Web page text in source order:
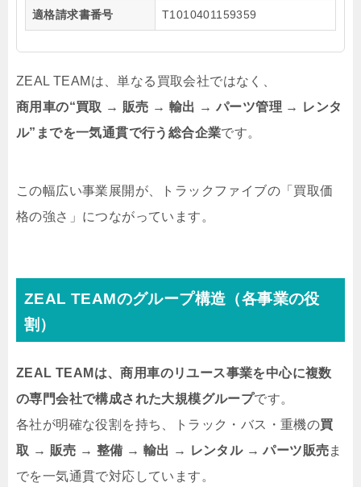
適格請求書番号 T1010401159359
ZEAL TEAMは、単なる買取会社ではなく、
商用車の“買取 → 販売 → 輸出 → パーツ管理 → レンタ
ル”までを一気通貫で行う総合企業です。
この幅広い事業展開が、トラックファイブの「買取価
格の強さ」につながっています。
ZEAL TEAMのグループ構造（各事業の役
割）
ZEAL TEAMは、商用車のリユース事業を中心に複数
の専門会社で構成された大規模グループです。
各社が明確な役割を持ち、トラック・バス・重機の買
取 → 販売 → 整備 → 輸出 → レンタル → パーツ販売ま
でを一気通貫で対応しています。